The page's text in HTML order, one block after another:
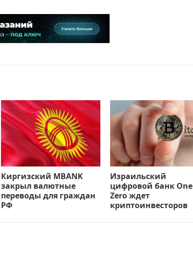
Киргизский MBANK
закрыл валютные
переводы для граждан
РФ
Израильский
цифровой банк One
Zero ждет
криптоинвесторов